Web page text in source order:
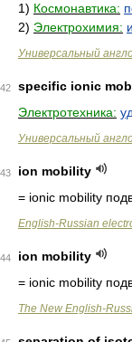
1) Космонавтика:
2) Электрохимия:
Универсальный
42
specific ionic
Электротехника:
Универсальный
43
ion mobility
= ionic mobility
English-Russian
44
ion mobility
= ionic mobility
The New English-